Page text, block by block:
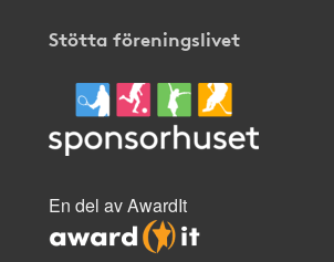
Stötta föreningslivet
En del av AwardIt